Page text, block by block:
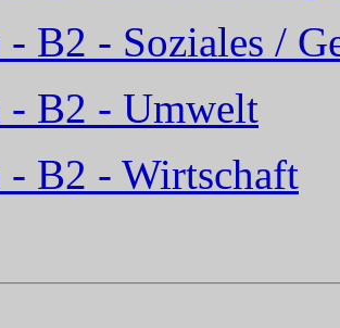
- B2 - Soziales /
- B2 - Umwelt
- B2 - Wirtschaft